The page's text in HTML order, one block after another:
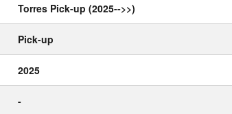
Torres Pick-up (2025-->>)
Pick-up
2025
-